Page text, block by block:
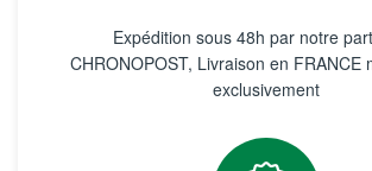
Expédition sous 48h par notre
CHRONOPOST, Livraison en FRANCE
exclusivement